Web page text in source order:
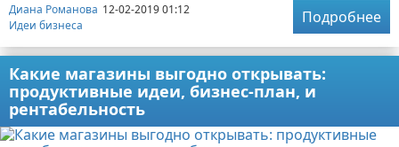
Диана Романова 12-02-2019 01:12
Идеи бизнеса
Подробнее
Какие магазины выгодно открывать:
продуктивные идеи, бизнес-план, и
рентабельность